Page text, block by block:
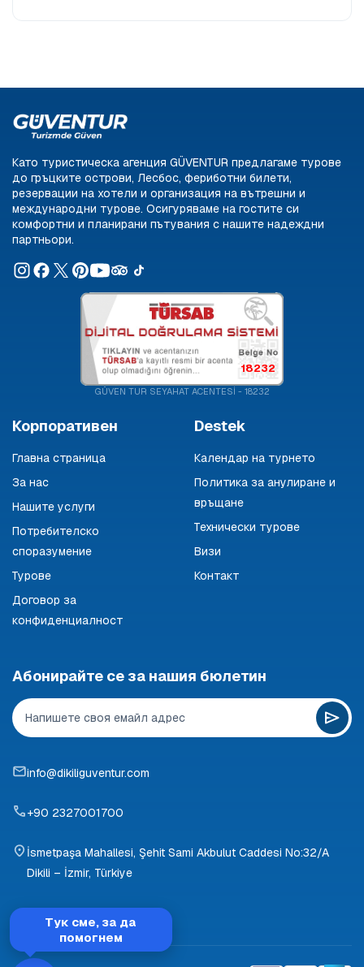
Като туристическа агенция GÜVENTUR предлагаме турове
до гръцките острови, Лесбос, фериботни билети,
резервации на хотели и организация на вътрешни и
международни турове. Осигуряваме на гостите си
комфортни и планирани пътувания с нашите надеждни
партньори.
18232
GÜVEN TUR SEYAHAT ACENTESİ - 18232
Корпоративен
Главна страница
За нас
Нашите услуги
Потребителско
споразумение
Турове
Договор за
конфиденциалност
Destek
Календар на турнето
Политика за анулиране и
връщане
Технически турове
Визи
Контакт
Абонирайте се за нашия бюлетин
info@dikiliguventur.com
+90 2327001700
İsmetpaşa Mahallesi, Şehit Sami Akbulut Caddesi No:32/A
Dikili – İzmir, Türkiye
Тук сме, за да
помогнем